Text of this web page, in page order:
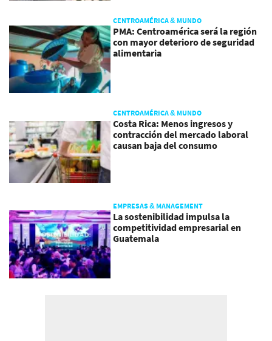
CENTROAMÉRICA & MUNDO
PMA: Centroamérica será la región
con mayor deterioro de seguridad
alimentaria
CENTROAMÉRICA & MUNDO
Costa Rica: Menos ingresos y
contracción del mercado laboral
causan baja del consumo
EMPRESAS & MANAGEMENT
La sostenibilidad impulsa la
competitividad empresarial en
Guatemala